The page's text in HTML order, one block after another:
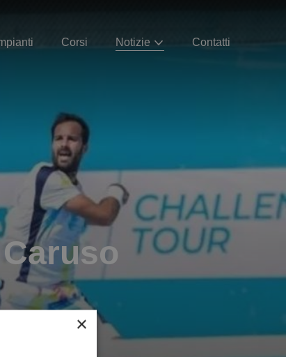
Corsi Notizie Contatti
×